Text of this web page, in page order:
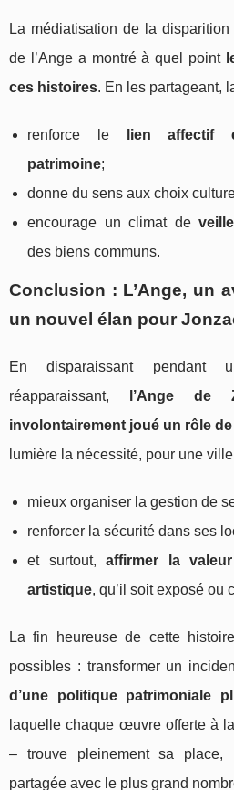
La médiatisation de la
de l’Ange a montré à quel point
ces histoires. En les partageant,
renforce le
lien affectif
patrimoine;
donne du sens aux choix
encourage un climat de
des biens communs.
Conclusion : L’Ange, un
un nouvel élan pour
En disparaissant
réapparaissant,
l’Ange de
involontairement joué un rôle
lumière la nécessité, pour une
mieux organiser la gestion de
renforcer la sécurité dans ses
et surtout,affirmer la
artistique, qu’il soit exposé ou
La fin heureuse de cette
possibles : transformer un
d’une politique patrimoniale
laquelle chaque œuvre offerte à
– trouve pleinement sa place,
partagée avec le plus grand